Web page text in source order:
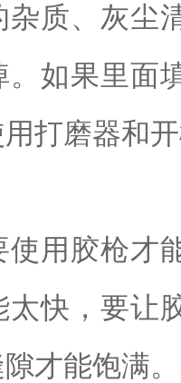
杂质、灰尘
。如果里面
打磨器和
使用胶枪才
太快，要让
才能饱满。